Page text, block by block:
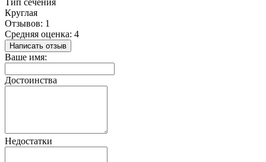
Круглая
Отзывов: 1
Средняя оценка: 4
Написать отзыв
Ваше имя:
Достоинства
Недостатки